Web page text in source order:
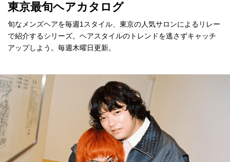
東京最旬ヘアカタログ
旬なメンズヘアを毎週1スタイル、東京の人気サロンによるリレー
で紹介するシリーズ。ヘアスタイルのトレンドを逃さずキャッチ
アップしよう。毎週木曜日更新。